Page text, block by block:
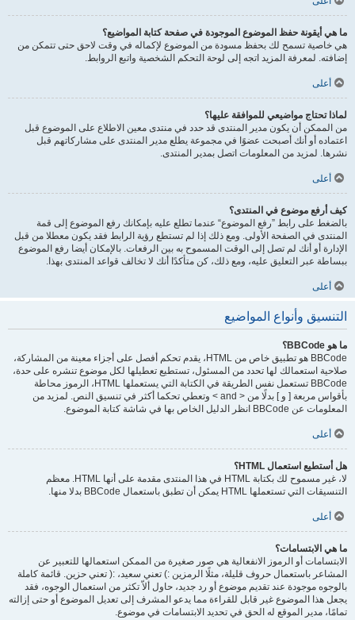
ما هي أيقونة حفظ الموضوع الموجودة في صفحة كتابة المواضيع؟
هي خاصية تسمح لك بحفظ مسودة من الموضوع لإكماله في وقت لاحق حتى تتمكن من
إضافته. لمعرفة المزيد اتجه إلى لوحة التحكم الشخصية واتبع الروابط.
أعلى
لماذا تحتاج مواضيعي للموافقة عليها؟
من الممكن أن يكون مدير المنتدى قد حدد في منتدى معين الاطلاع على الموضوع قبل
اعتماده أو أنك أصبحت عضوًا في مجموعة يطلع مدير المنتدى على مشاركاتهم قبل
نشرها. لمزيد من المعلومات اتصل بمدير المنتدى.
أعلى
كيف أرفع موضوع في المنتدى؟
بالضغط على رابط ”رفع الموضوع“ عندما تطلع عليه بإمكانك رفع الموضوع إلى قمة
المنتدى في الصفحة الأولى. ومع ذلك إذا لم تستطع رؤية الرابط فقد يكون معطلا من قبل
الإدارة أو أنك لم تصل إلى الوقت المسموح به بين الرفعات. بالإمكان أيضا رفع الموضوع
ببساطة عبر التعليق عليه، ومع ذلك، كن متأكدًا أنك لا تخالف قواعد المنتدى بهذا.
أعلى
التنسيق وأنواع المواضيع
ما هو BBCode؟
BBCode هو تطبيق خاص من HTML، يقدم تحكم أفصل على أجزاء معينة من المشاركة،
صلاحية استعمالك لها تحدد من المسئول، تستطيع تعطيلها لكل موضوع تنشره على حدة،
BBCode تستعمل نفس الطريقة في الكتابة التي يستعملها HTML، الرموز محاطة
بأقواس مربعة [ و ] بدلًا من < and > وتعطي تحكما أكثر في تنسيق النص. لمزيد من
المعلومات عن BBCode انظر الدليل الخاص بها في شاشة كتابة الموضوع.
أعلى
هل أستطيع استعمال HTML؟
لا، غير مسموح لك بكتابة HTML في هذا المنتدى مقدمة على أنها HTML. معظم
التنسيقات التي تستعملها HTML يمكن أن تطبق باستعمال BBCode بدلا منها.
أعلى
ما هي الابتسامات؟
الابتسامات أو الرموز الانفعالية هي صور صغيرة من الممكن استعمالها للتعبير عن
المشاعر باستعمال حروف قليلة، مثلًا الرمزين :) تعني سعيد، :( تعني حزين. قائمة كاملة
بالوجوه موجودة عند تقديم موضوع أو رد جديد، حاول ألاّ تكثر من استعمال الوجوه، فقد
يجعل هذا الموضوع غير قابل للقراءة مما يدعو المشرف إلى تعديل الموضوع أو حتى إزالته
تمامًا، مدير الموقع له الحق في تحديد الابتسامات في موضوع.